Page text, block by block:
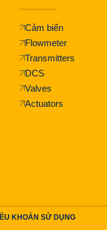
Cảm biến
Flowmeter
Transmitters
DCS
Valves
Actuators
KHOẢN SỬ DỤNG